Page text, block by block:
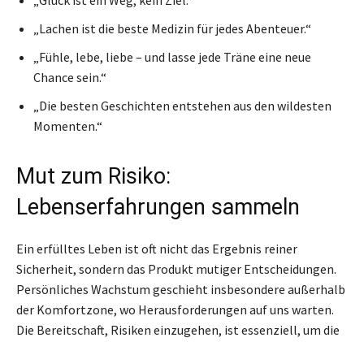
„Lachen ist die beste Medizin für jedes Abenteuer.“
„Fühle, lebe, liebe – und lasse jede Träne eine neue
Chance sein.“
„Die besten Geschichten entstehen aus den wildesten
Momenten.“
Mut zum Risiko:
Lebenserfahrungen sammeln
Ein erfülltes Leben ist oft nicht das Ergebnis reiner
Sicherheit, sondern das Produkt mutiger Entscheidungen.
Persönliches Wachstum geschieht insbesondere außerhalb
der Komfortzone, wo Herausforderungen auf uns warten.
Die Bereitschaft, Risiken einzugehen, ist essenziell, um die